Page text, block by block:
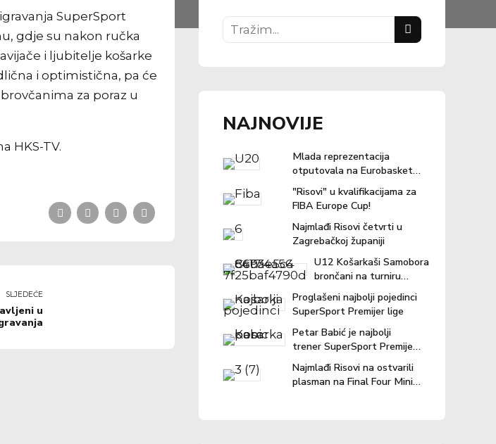
SuperSport
gdje su nakon ručka
i ljubitelje košarke
i optimistična, pa će
za poraz u
HKS-TV.
SLJEDEĆE
u
NAJNOVIJE
Mlada reprezentacija
otputovala na Eurobasket u
Ljubljanu
"Risovi" u kvalifikacijama za
FIBA Europe Cup!
Najmlađi Risovi četvrti u
Zagrebačkoj županiji
U12 Košarkaši Samobora
brončani na turniru
"Povratak košarci"
Proglašeni najbolji pojedinci
SuperSport Premijer lige
Petar Babić je najbolji
trener SuperSport Premijer
lige u prošloj sezoni!
Najmlađi Risovi na ostvarili
plasman na Final Four Mini